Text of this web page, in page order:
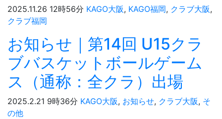
2025.11.26 12時56分 KAGO大阪, KAGO福岡, クラブ大阪,
クラブ福岡
お知らせ｜第14回 U15クラ
ブバスケットボールゲーム
ス（通称：全クラ）出場
2025.2.21 9時36分 KAGO大阪, お知らせ, クラブ大阪, そ
の他